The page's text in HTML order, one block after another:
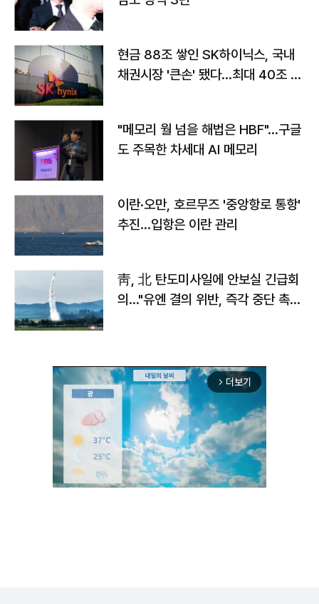
현금 88조 쌓인 SK하이닉스, 국내
채권시장 '큰손' 됐다…최대 40조 투
"메모리 월 넘을 해법은 HBF"…구글
도 주목한 차세대 AI 메모리
이란·오만, 호르무즈 '중앙항로 통항'
추진…입항은 이란 관리
靑, 北 탄도미사일에 안보실 긴급회
의…"유엔 결의 위반, 즉각 중단 촉
arrow_forward_ios 더보기